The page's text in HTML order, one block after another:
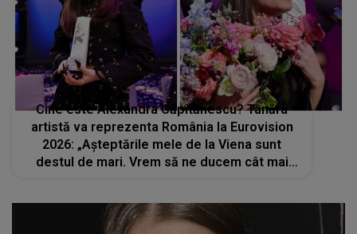
Cine este Alexandra Căpitănescu? Tânăra
artistă va reprezenta România la Eurovision
2026: „Așteptările mele de la Viena sunt
destul de mari. Vrem să ne ducem cât mai